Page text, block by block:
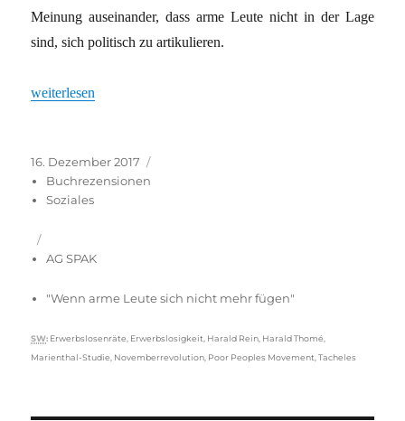
Meinung auseinander, dass arme Leute nicht in der Lage
sind, sich politisch zu artikulieren.
„Der Zusammenhang von Alltag und Protest“
weiterlesen
Veröffentlicht
am
16. Dezember 2017
Buchrezensionen
Soziales
AG SPAK
"Wenn arme Leute sich nicht mehr fügen"
Schlagwörter
SW: Erwerbslosenräte, Erwerbslosigkeit, Harald Rein, Harald Thomé,
Marienthal-Studie, Novemberrevolution, Poor Peoples Movement,Tacheles